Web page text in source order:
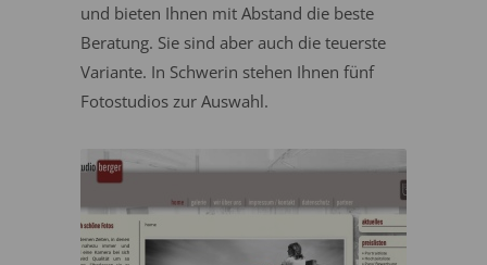
und bieten Ihnen mit Abstand die beste
Beratung. Sie sind aber auch die teuerste
Variante. In Schwerin stehen Ihnen fünf
Fotostudios zur Auswahl.